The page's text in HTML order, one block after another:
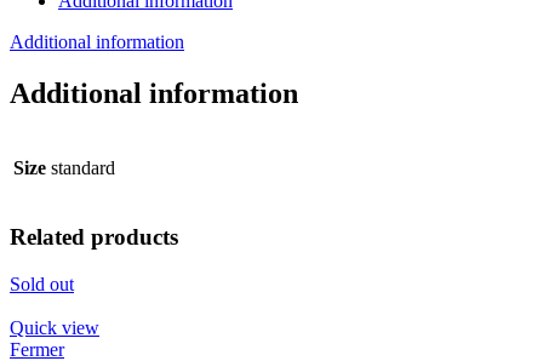
Additional information
Additional information
Size standard
Related products
Sold out
Quick view
Fermer